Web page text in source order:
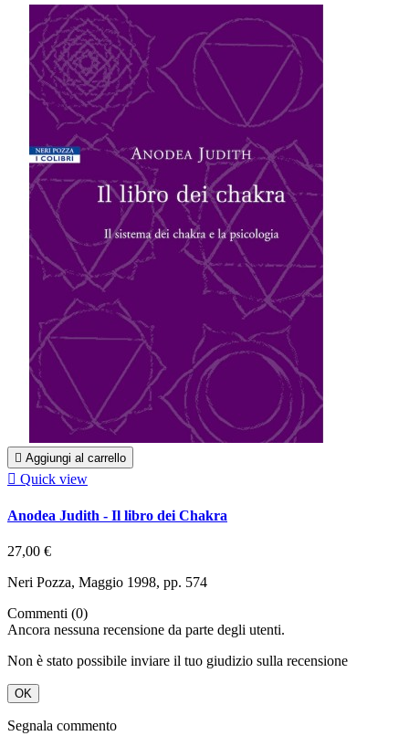
 Aggiungi al carrello
 Quick view
Anodea Judith - Il libro dei Chakra
27,00 €
Neri Pozza, Maggio 1998, pp. 574
Commenti (0)
Ancora nessuna recensione da parte degli utenti.
Non è stato possibile inviare il tuo giudizio sulla recensione
OK
Segnala commento